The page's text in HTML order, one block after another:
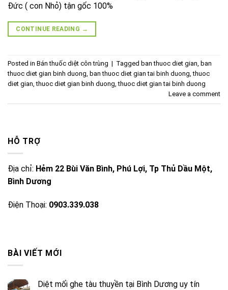
Đức ( con Nhỏ) tận gốc 100%
CONTINUE READING →
Posted in Bán thuốc diệt côn trùng | Tagged ban thuoc diet gian ban
thuoc diet gian binh duong ban thuoc diet gian tai binh duong ,thuoc
diet gian ,thuoc diet gian binh duong ,thuoc diet gian tai binh duong
Leave a comment
HỖ TRỢ
Địa chỉ: Hẻm 22 Bùi Văn Bình, Phú Lợi, Tp Thủ Dầu Một,
Bình Dương
Điện Thoại: 0903.339.038
BÀI VIẾT MỚI
Diệt mối ghe tàu thuyền tại Bình Dương uy tín